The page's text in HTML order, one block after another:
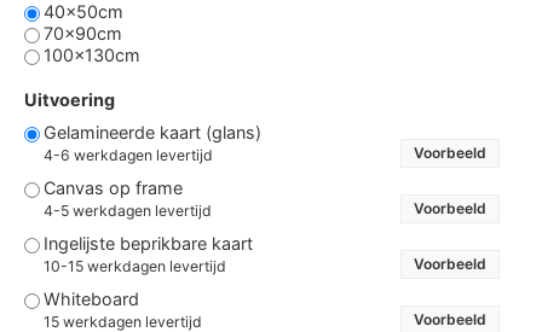
40x50cm
70x90cm
100x130cm
Uitvoering
Gelamineerde kaart (glans)
4-6 werkdagen levertijd Voorbeeld
Canvas op frame
4-5 werkdagen levertijd Voorbeeld
Ingelijste beprikbare kaart
10-15 werkdagen levertijd Voorbeeld
Whiteboard
15 werkdagen levertijd Voorbeeld